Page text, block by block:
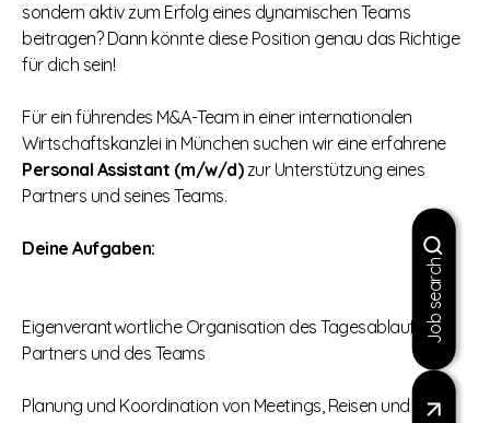
Job search
sondern aktiv zum Erfolg eines dynamischen Teams
beitragen? Dann könnte diese Position genau das Richtige
für dich sein!
Für ein führendes M&A-Team in einer internationalen
Wirtschaftskanzlei in München suchen wir eine erfahrene
Personal Assistant (m/w/d)zur Unterstützung eines
Partners und seines Teams.
Deine Aufgaben:
Eigenverantwortliche Organisation des Tagesablaufs des
Partners und des Teams
Planung und Koordination von Meetings, Reisen und